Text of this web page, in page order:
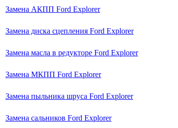
Замена АКПП Ford Explorer
Замена диска сцепления Ford Explorer
Замена масла в редукторе Ford Explorer
Замена МКПП Ford Explorer
Замена пыльника шруса Ford Explorer
Замена сальников Ford Explorer